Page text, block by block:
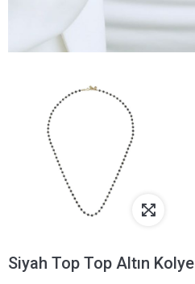
Siyah Top Top Altın Kolye